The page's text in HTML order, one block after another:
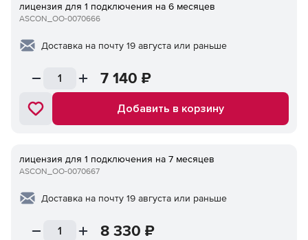
лицензия для 1 подключения на 6 месяцев
ASCON_ОО-0070666
Доставка на почту 19 августа или раньше
7 140 ₽
Добавить в корзину
лицензия для 1 подключения на 7 месяцев
ASCON_ОО-0070667
Доставка на почту 19 августа или раньше
8 330 ₽